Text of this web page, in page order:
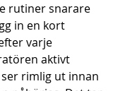
rutiner snarare
in en kort
varje
aktivt
rimlig ut innan